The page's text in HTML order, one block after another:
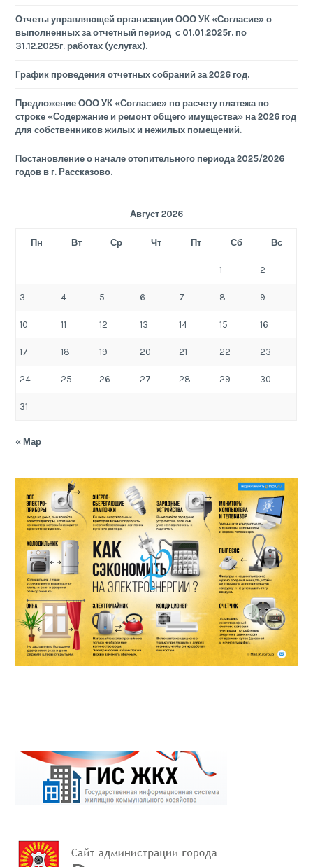
Отчеты управляющей организации ООО УК «Согласие» о
выполненных за отчетный период с 01.01.2025г. по
31.12.2025г. работах (услугах).
График проведения отчетных собраний за 2026 год.
Предложение ООО УК «Согласие» по расчету платежа по
строке «Содержание и ремонт общего имущества» на 2026 год
для собственников жилых и нежилых помещений.
Постановление о начале отопительного периода 2025/2026
годов в г. Рассказово.
Август 2026
Пн Вт Ср Чт Пт Сб Вс
1 2
3 4 5 6 7 8 9
10 11 12 13 14 15 16
17 18 19 20 21 22 23
24 25 26 27 28 29 30
31
« Мар